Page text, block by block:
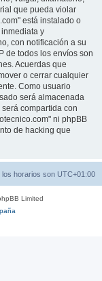
que pueda violar
está instalado o
y
con notificación a su
de todos los envíos son
Acuerdas que
o cerrar cualquier
Como usuario
será almacenada
compartida con
ni phpBB
de hacking que
los horarios son UTC+01:00
Limited